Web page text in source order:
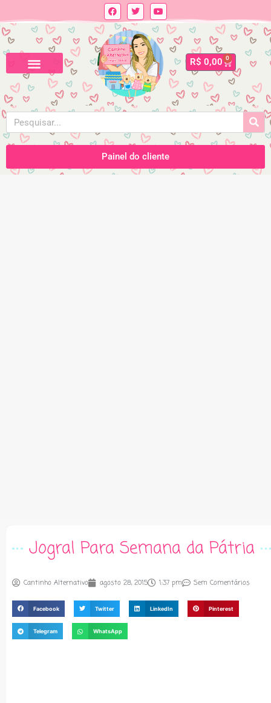
R$ 0,00 0
Painel do cliente
Jogral Para Semana da Pátria
Cantinho Alternativo agosto 28, 2015 1:37 pm Sem Comentários
Facebook Twitter LinkedIn Pinterest
Telegram WhatsApp